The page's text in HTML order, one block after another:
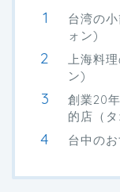
台湾の
ォン)
上海料
ン)
創業20
的店（タ
台中の